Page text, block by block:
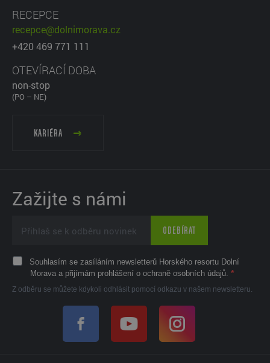
RECEPCE
recepce@dolnimorava.cz
+420 469 771 111
OTEVÍRACÍ DOBA
non-stop
(PO – NE)
KARIÉRA
Zažijte s námi
ODEBÍRAT
Souhlasím se zasíláním newsletterů Horského resortu Dolní
Morava a přijímám prohlášení o ochraně osobních údajů.
Z odběru se můžete kdykoli odhlásit pomocí odkazu v našem newsletteru.